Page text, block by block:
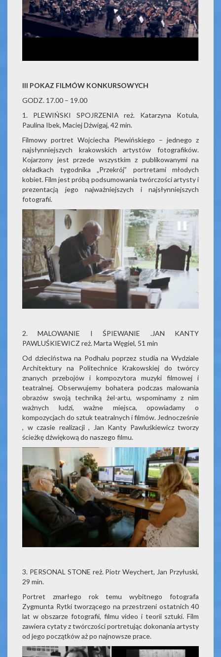
III POKAZ FILMÓW KONKURSOWYCH
GODZ. 17.00 – 19.00
1. PLEWIŃSKI SPOJRZENIA reż. Katarzyna Kotula,
Paulina Ibek, Maciej Dźwigaj, 42 min.
Filmowy portret Wojciecha Plewińskiego – jednego z
najsłynniejszych krakowskich artystów fotografików.
Kojarzony jest przede wszystkim z publikowanymi na
okładkach tygodnika „Przekrój” portretami młodych
kobiet. Film jest próbą podsumowania twórczości artysty i
prezentacją jego najważniejszych i najsłynniejszych
fotografii.
2. MALOWANIE I ŚPIEWANIE .JAN KANTY
PAWLUŚKIEWICZ reż. Marta Węgiel, 51 min
Od dzieciństwa na Podhalu poprzez studia na Wydziale
Architektury na Politechnice Krakowskiej do twórcy
znanych przebojów i kompozytora muzyki filmowej i
teatralnej. Obserwujemy bohatera podczas malowania
obrazów swoją techniką żel-artu, wspominamy z nim
ważnych ludzi, ważne miejsca, opowiadamy o
kompozycjach do sztuk teatralnych i filmów. Jednocześnie
, w czasie realizacji , Jan Kanty Pawluśkiewicz tworzy
ścieżkę dźwiękową do naszego filmu.
3. PERSONAL STONE reż. Piotr Weychert, Jan Przyłuski,
29 min.
Portret zmarłego rok temu wybitnego fotografa
Zygmunta Rytki tworzącego na przestrzeni ostatnich 40
lat w obszarze fotografii, filmu video i teorii sztuki. Film
zawiera cytaty z twórczości portretując dokonania artysty
od jego początków aż po najnowsze prace.